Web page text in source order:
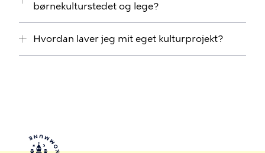
børnekulturstedet og lege?
Hvordan laver jeg mit eget kulturprojekt?